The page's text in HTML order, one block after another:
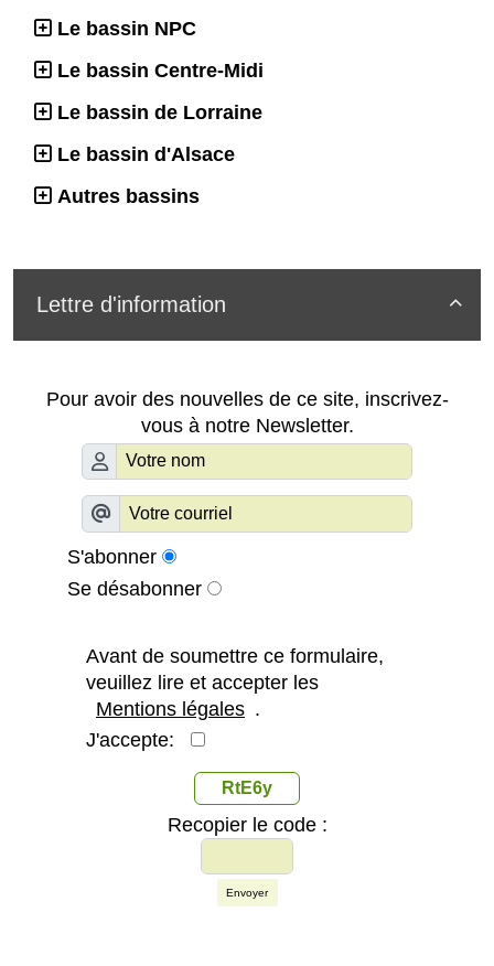
Le bassin NPC
Le bassin Centre-Midi
Le bassin de Lorraine
Le bassin d'Alsace
Autres bassins

Lettre d'information
Pour avoir des nouvelles de ce site, inscrivez-
vous à notre Newsletter.
S'abonner
Se désabonner
Avant de soumettre ce formulaire,
veuillez lire et accepter les
Mentions légales .
J'accepte:
RtE6y
Recopier le code :
Envoyer